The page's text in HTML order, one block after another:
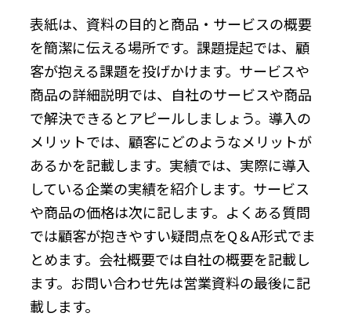
表紙は、資料の目的と商品・サービスの概要
を簡潔に伝える場所です。課題提起では、顧
客が抱える課題を投げかけます。サービスや
商品の詳細説明では、自社のサービスや商品
で解決できるとアピールしましょう。導入の
メリットでは、顧客にどのようなメリットが
あるかを記載します。実績では、実際に導入
している企業の実績を紹介します。サービス
や商品の価格は次に記します。よくある質問
では顧客が抱きやすい疑問点をQ＆A形式でま
とめます。会社概要では自社の概要を記載し
ます。お問い合わせ先は営業資料の最後に記
載します。